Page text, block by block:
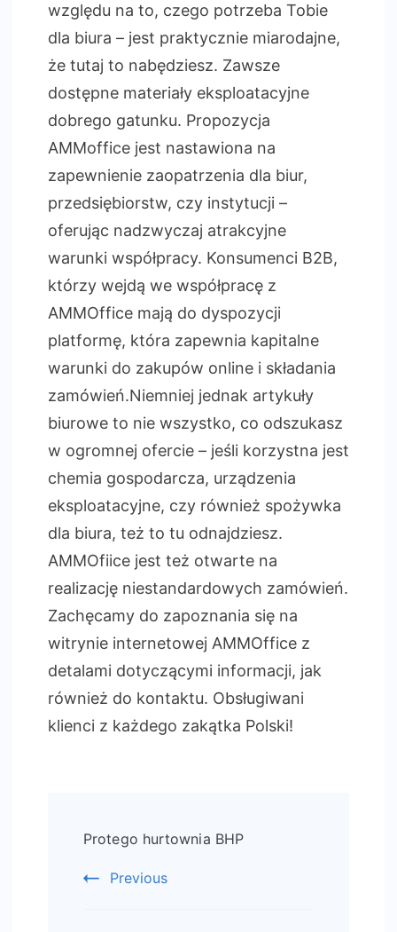
względu na to, czego potrzeba Tobie
dla biura – jest praktycznie miarodajne,
że tutaj to nabędziesz. Zawsze
dostępne materiały eksploatacyjne
dobrego gatunku. Propozycja
AMMoffice jest nastawiona na
zapewnienie zaopatrzenia dla biur,
przedsiębiorstw, czy instytucji –
oferując nadzwyczaj atrakcyjne
warunki współpracy. Konsumenci B2B,
którzy wejdą we współpracę z
AMMOffice mają do dyspozycji
platformę, która zapewnia kapitalne
warunki do zakupów online i składania
zamówień.Niemniej jednak artykuły
biurowe to nie wszystko, co odszukasz
w ogromnej ofercie – jeśli korzystna jest
chemia gospodarcza, urządzenia
eksploatacyjne, czy również spożywka
dla biura, też to tu odnajdziesz.
AMMOfiice jest też otwarte na
realizację niestandardowych zamówień.
Zachęcamy do zapoznania się na
witrynie internetowej AMMOffice z
detalami dotyczącymi informacji, jak
również do kontaktu. Obsługiwani
klienci z każdego zakątka Polski!
Navigation
Protego hurtownia BHP
Previous